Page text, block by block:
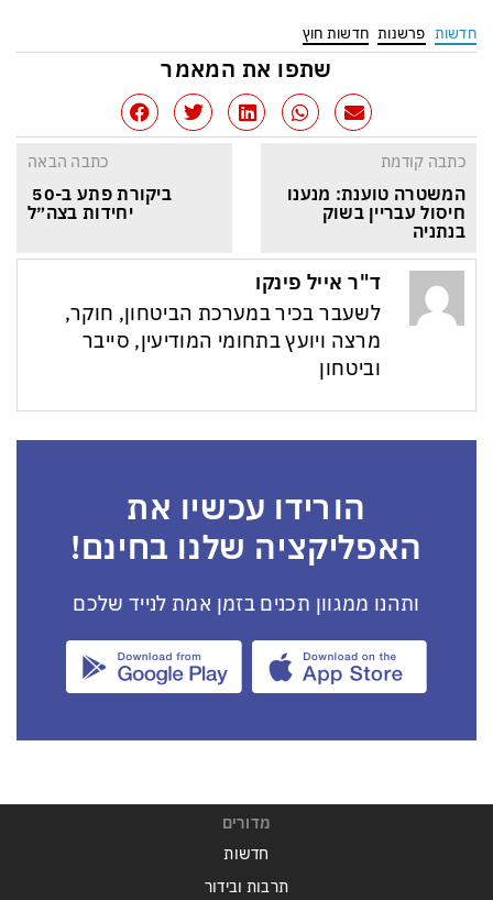
חדשות פרשנות חדשות חוץ
שתפו את המאמר
כתבה קודמת
המשטרה טוענת: מנענו
חיסול עבריין בשוק
בנתניה
כתבה הבאה
יחידות בצה״ל
ד"ר אייל פינקו
לשעבר בכיר במערכת הביטחון, חוקר,
מרצה ויועץ בתחומי המודיעין, סייבר
וביטחון
הורידו עכשיו את
האפליקציה שלנו בחינם!
ותהנו ממגוון תכנים בזמן אמת לנייד שלכם
מדורים
חדשות
תרבות ובידור